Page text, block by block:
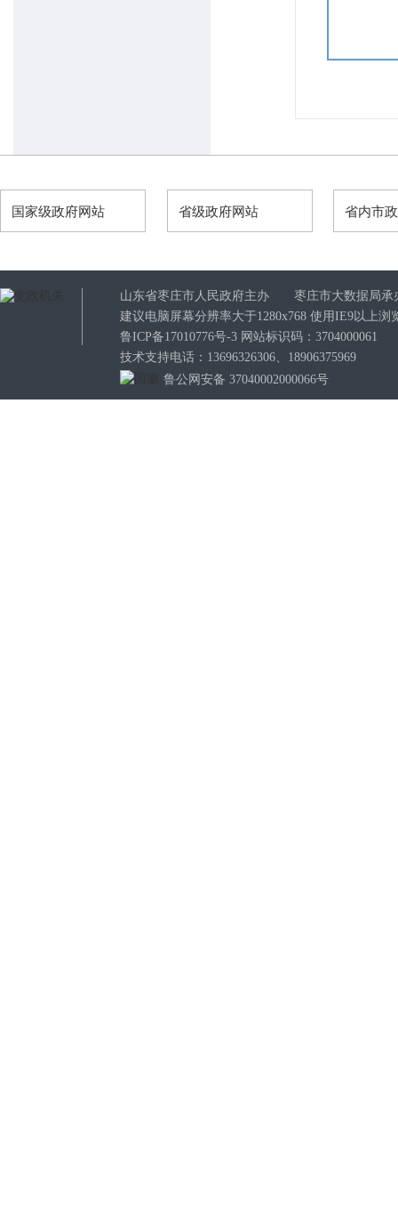
国家级政府网站 省级政府网站 省内市
山东省枣庄市人民政府主办 枣庄市大数据局承
建议电脑屏幕分辨率大于1280x768 使用IE9以上
鲁ICP备17010776号-3 网站标识码：3704000061
技术支持电话：13696326306、18906375969
鲁公网安备 37040002000066号